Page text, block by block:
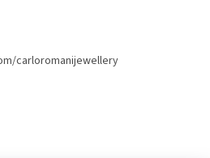
carloromanijewellery